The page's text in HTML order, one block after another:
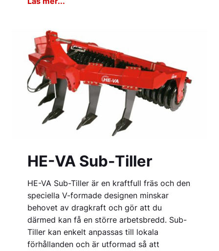
HE-VA Sub-Tiller
HE-VA Sub-Tiller är en kraftfull fräs och den
speciella V-formade designen minskar
behovet av dragkraft och gör att du
därmed kan få en större arbetsbredd. Sub-
Tiller kan enkelt anpassas till lokala
förhållanden och är utformad så att